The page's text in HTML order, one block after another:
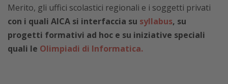
Merito, gli uffici scolastici regionali e i soggetti privati
con i quali AICA si interfaccia su syllabus, su
progetti formativi ad hoc e su iniziative speciali
quali le Olimpiadi di Informatica.